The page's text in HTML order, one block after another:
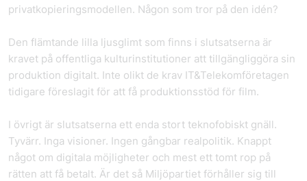
privatkopieringsmodellen. Någon som tror på den idén?
Den flämtande lilla ljusglimt som finns i slutsatserna är
kravet på offentliga kulturinstitutioner att tillgängliggöra sin
produktion digitalt. Inte olikt de krav IT&Telekomföretagen
tidigare föreslagit för att få produktionsstöd för film.
I övrigt är slutsatserna ett enda stort teknofobiskt gnäll.
Tyvärr. Inga visioner. Ingen gångbar realpolitik. Knappt
något om digitala möjligheter och mest ett tomt rop på
rätten att få betalt. Är det så Miljöpartiet förhåller sig till